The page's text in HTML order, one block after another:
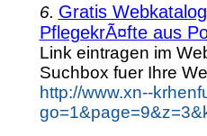
6. Gratis
PflegekrÃ¤fte aus
Link eintragen im
Suchbox fuer Ihre
http://www.xn--